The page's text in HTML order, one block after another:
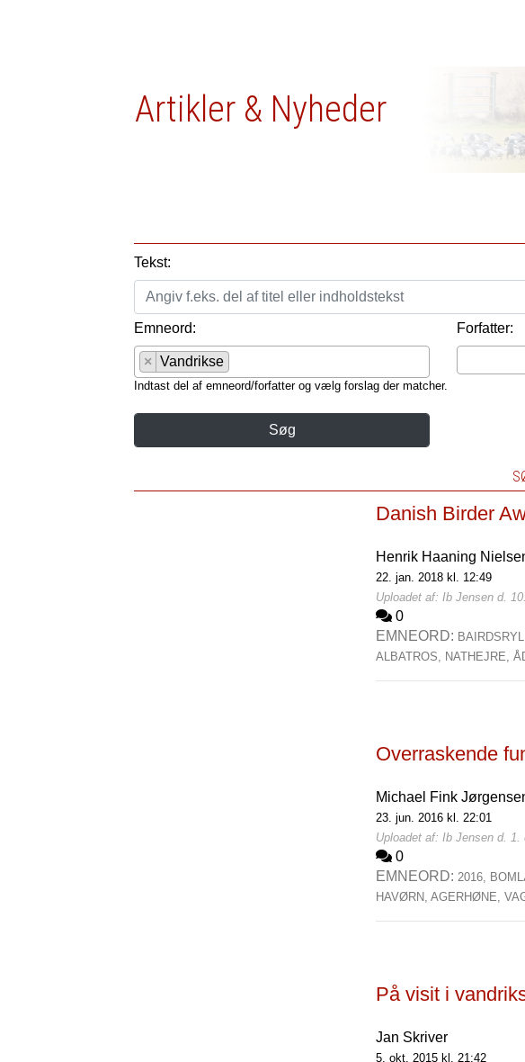
Artikler & Nyheder
Tekst:
Emneord:
× Vandrikse
Forfatter:
Indtast del af emneord/forfatter og vælg forslag der matcher.
Søg
Danish Birder
Henrik Haaning
22. jan. 2018 kl. 12:49
Uploadet af: Ib Jensen d.
0
EMNEORD:
ALBATROS, NATHEJRE,
Overraskende
Michael Fink
23. jun. 2016 kl. 22:01
Uploadet af: Ib Jensen d.
0
EMNEORD: 2016,
HAVØRN,AGERHØNE,
På visit i
Jan Skriver
5. okt. 2015 kl. 21:42